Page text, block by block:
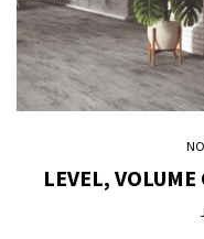
LEVEL,